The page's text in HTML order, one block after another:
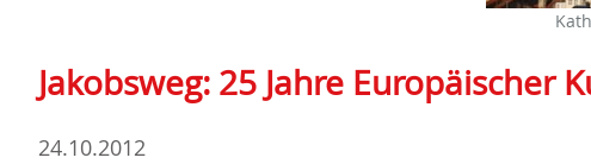
Jakobsweg: 25 Jahre Europäischer
24.10.2012